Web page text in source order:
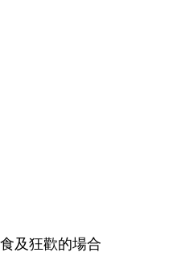
及狂歡的場合